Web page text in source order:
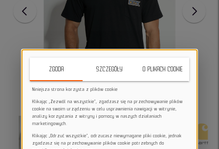
ZGODA SZCZEGÓŁY O PLIKACH COOKIE
Niniejsza strona korzysta z plików cookie
Klikając „Zezwól na wszystkie”, zgadzasz się na przechowywanie plików
cookie na swoim urządzeniu w celu usprawnienia nawigacji w witrynie,
analizy korzystania z witryny i pomocy w naszych działaniach
marketingowych.
Klikając „Odrzuć wszystkie”, odrzucasz niewymagane pliki cookie, jednak
zgadzasz się na przechowywanie plików cookie potrzebnych do